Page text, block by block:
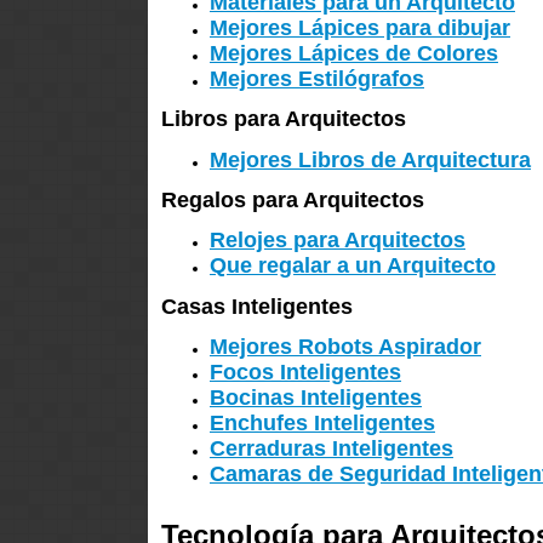
Mejores Lápices para dibujar
Mejores Lápices de Colores
Mejores Estilógrafos
Libros para Arquitectos
Mejores Libros de Arquitectura
Regalos para Arquitectos
Relojes para Arquitectos
Que regalar a un Arquitecto
Casas Inteligentes
Mejores Robots Aspirador
Focos Inteligentes
Bocinas Inteligentes
Enchufes Inteligentes
Cerraduras Inteligentes
Camaras de Seguridad
Tecnología para